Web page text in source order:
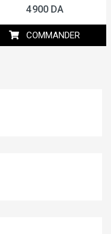
4 900 DA
COMMANDER